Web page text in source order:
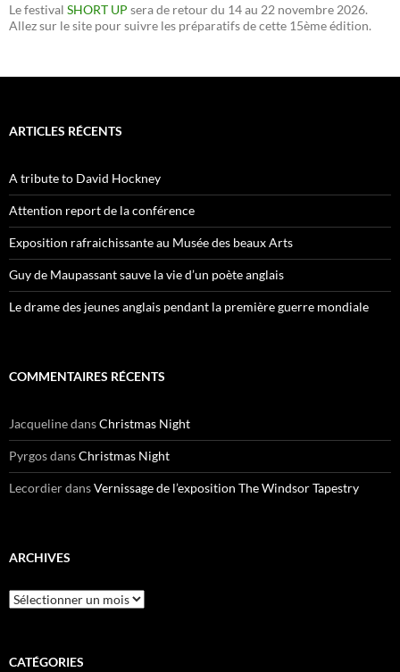
Le festival SHORT UP sera de retour du 14 au 22 novembre 2026.
Allez sur le site pour suivre les préparatifs de cette 15ème édition.
ARTICLES RÉCENTS
A tribute to David Hockney
Attention report de la conférence
Exposition rafraichissante au Musée des beaux Arts
Guy de Maupassant sauve la vie d’un poète anglais
Le drame des jeunes anglais pendant la première guerre mondiale
COMMENTAIRES RÉCENTS
JacquelinedansChristmas Night
PyrgosdansChristmas Night
LecordierdansVernissage de l’exposition The Windsor Tapestry
ARCHIVES
Archives
CATÉGORIES